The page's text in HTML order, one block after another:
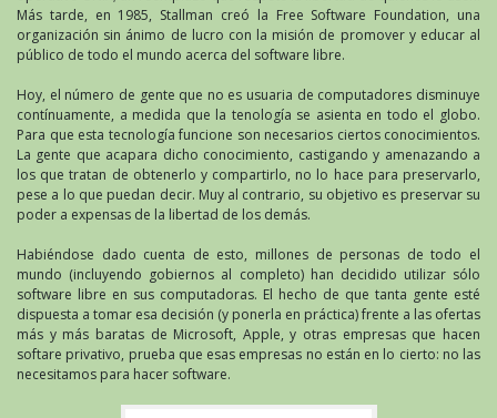
Más tarde, en 1985, Stallman creó la Free Software Foundation, una
organización sin ánimo de lucro con la misión de promover y educar al
público de todo el mundo acerca del software libre.
Hoy, el número de gente que no es usuaria de computadores disminuye
contínuamente, a medida que la tenología se asienta en todo el globo.
Para que esta tecnología funcione son necesarios ciertos conocimientos.
La gente que acapara dicho conocimiento, castigando y amenazando a
los que tratan de obtenerlo y compartirlo, no lo hace para preservarlo,
pese a lo que puedan decir. Muy al contrario, su objetivo es preservar su
poder a expensas de la libertad de los demás.
Habiéndose dado cuenta de esto, millones de personas de todo el
mundo (incluyendo gobiernos al completo) han decidido utilizar sólo
software libre en sus computadoras. El hecho de que tanta gente esté
dispuesta a tomar esa decisión (y ponerla en práctica) frente a las ofertas
más y más baratas de Microsoft, Apple, y otras empresas que hacen
softare privativo, prueba que esas empresas no están en lo cierto: no las
necesitamos para hacer software.